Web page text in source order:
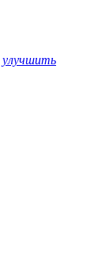
улучшить